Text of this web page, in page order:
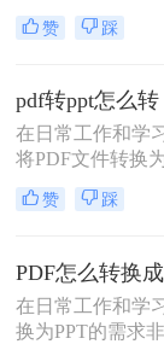
档的查看和分享
于制作演示文稿
式，以便进行编
么pdf怎么转ppt
将PDF转换为
的PDF转PPT软
具，以及手动复
赞 踩
在日常工作和学
将PDF文件转换
演示或编辑。那
呢？以下将介绍
转换。
赞 踩
在日常工作和学
换为PPT的需求